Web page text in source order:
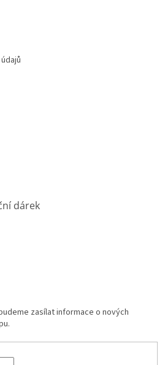
dárek
zasílat informace o nových